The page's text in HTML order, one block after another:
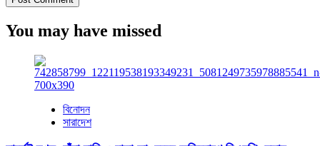
You may have missed
বিনোদন
সারাদেশ